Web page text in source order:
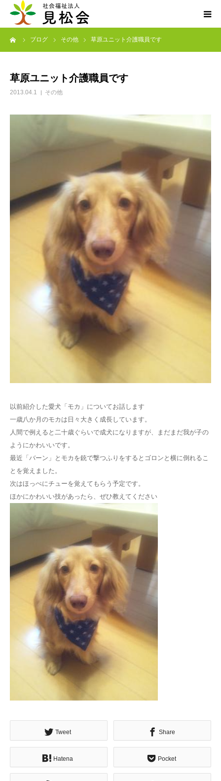
ブログ その他 草原ユニット介護職員です
草原ユニット介護職員です
2013.04.1 その他
以前紹介した愛犬「モカ」についてお話します
一歳八か月のモカは日々大きく成長しています。
人間で例えると二十歳ぐらいで成犬になりますが、まだまだ我が子の
ようにかわいいです。
最近「バーン」とモカを銃で撃つふりをするとゴロンと横に倒れるこ
とを覚えました。
次はほっぺにチューを覚えてもらう予定です。
ほかにかわいい技があったら、ぜひ教えてください
Tweet Share
Hatena Pocket
ブログ
お知らせ